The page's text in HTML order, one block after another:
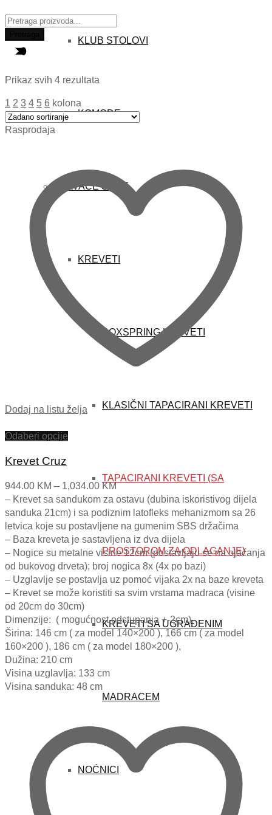
KLUB STOLOVI
KOMODE
SPAVAĆE SOBE
KREVETI
BOXSPRING KREVETI
KLASIČNI TAPACIRANI KREVETI
TAPACIRANI KREVETI (SA
PROSTOROM ZA ODLAGANJE)
KREVETI SA UGRAĐENIM
MADRACEM
NOĆNICI
Traži:
Prikaz svih 4 rezultata
1 2 3 4 5 6 kolona
Rasprodaja
Dodaj na listu želja
Odaberi opcije
Krevet Cruz
944.00 KM – 1,034.00 KMPrice
range:
944.00 KM
through
1,034.00 KM
– Krevetsa sandukom za ostavu (dubina iskoristivog dijela
sanduka 21cm) i sa podiznim latofleks mehanizmom sa 26
letvica koje su postavljene na gumenim SBS držačima
– Baza kreveta je sastavljena iz dva dijela
– Nogice su metalne visine 12cm (postavljaju se na ojačanja
od bukovog drveta); broj nogica 8x (4x po bazi)
– Uzglavlje se postavlja uz pomoć vijaka 2x na baze kreveta
– Krevetse može koristiti sa svim vrstama madraca (visine
od 20cm do 30cm)
Dimenzije: ( mogućnost odstupanja +-2cm)
Širina: 146 cm ( za model 140×200 ), 166 cm ( za model
160×200 ), 186 cm ( za model 180×200 ),
Dužina: 210 cm
Visina uzglavlja: 133 cm
Visina sanduka: 48 cm